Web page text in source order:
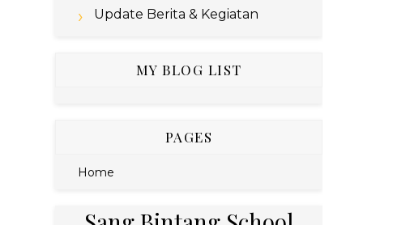
Update Berita & Kegiatan
MY BLOG LIST
PAGES
Home